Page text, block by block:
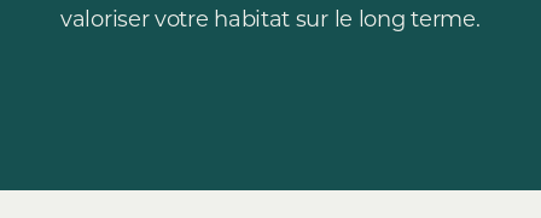
valoriser votre habitat sur le long terme.